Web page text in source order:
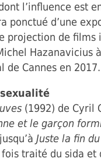
l’influence est
ponctué d’une
projection de films
Hazanavicius
de Cannes en 2017.
(1992) de Cyril
et le garçon
Juste la fin
traité du sida et